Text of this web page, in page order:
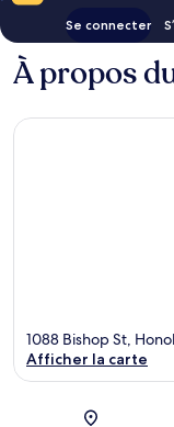
Se connecter
À propos
1088 Bishop St,
Afficher la carte